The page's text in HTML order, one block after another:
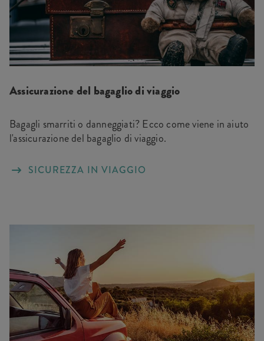
Assicurazione del bagaglio di viaggio
Bagagli smarriti o danneggiati? Ecco come viene in aiuto
l'assicurazione del bagaglio di viaggio.
SICUREZZA IN VIAGGIO